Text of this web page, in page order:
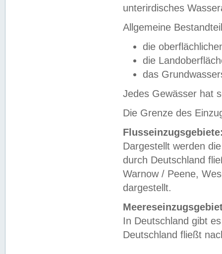
unterirdisches
Allgemeine
die
die
das
Jedes Gewässer hat
Die Grenze des
Dargestellt werden
durch Deutschland
Warnow / Peene,
dargestellt.
In Deutschland gibt
Deutschland fließt